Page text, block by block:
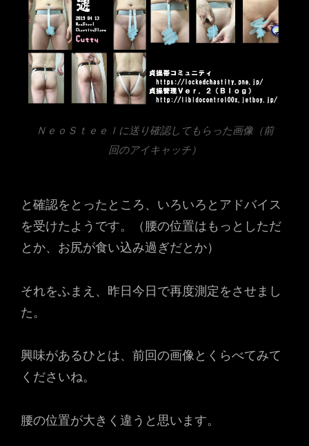
ＮｅｏＳｔｅｅｌに送り確認してもらった画像（前
回のアイキャッチ）
と確認をとったところ、いろいろとアドバイス
を受けたようです。（腰の位置はもっとしただ
とか、お尻が食い込み過ぎだとか）
それをふまえ、昨日今日で再度測定をさせまし
た。
興味があるひとは、前回の画像とくらべてみて
くださいね。
腰の位置が大きく違うと思います。